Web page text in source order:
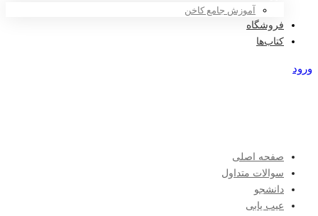
آموزش جامع کاخن
فروشگاه
کتاب‌ها
ورود
صفحه اصلی
سوالات متداول
دانشجو
عیب یابی